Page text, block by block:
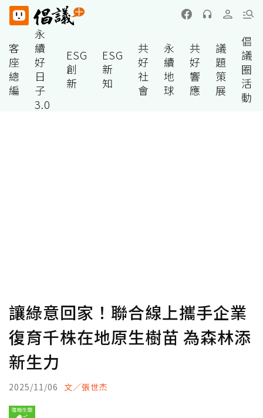
客
座
總
編
永
續
好
日
子
3.0
ESG
創
新
ESG
新
知
共
好
社
會
永
續
地
球
共
好
響
應
議
題
策
展
倡
議
圈
活
動
讓綠意回家！聯合線上攜手企業
復育千株在地原生樹苗 為森林添
新生力
2025/11/06 文／張世杰